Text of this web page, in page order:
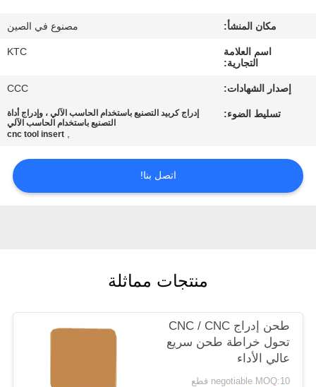
مراقبة
الجودة
اطلب
اقتباس
PRIVACY
POLICY
مكان المنشأ: مصنوع في الصين
اسم العلامة
التجارية:
KTC
إصدار الشهادات: CCC
تسليط الضوء:
إدراج كربيد التصنيع باستخدام الحاسب الآلي ، وإدراج أداة
التصنيع باستخدام الحاسب الآلي
,
cnc tool insert
اتصل بنا!
منتجات مماثلة
طحن إدراج CNC / CNC
تحول خراطة طحن سريع
عالي الأداء
negotiable MOQ:10 قطع